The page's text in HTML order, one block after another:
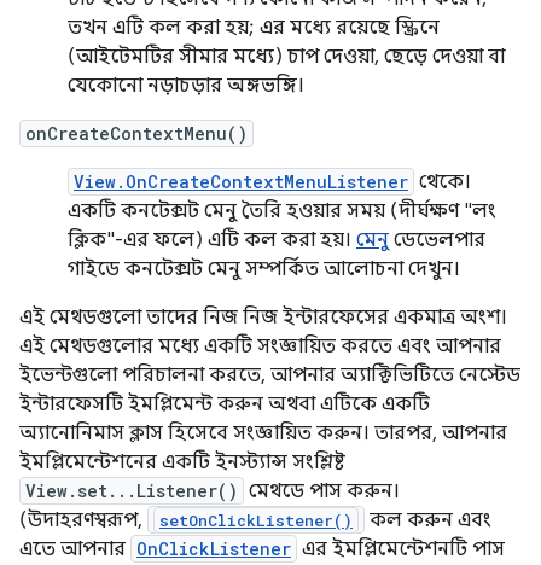
তখন এটি কল করা হয়; এর মধ্যে রয়েছে স্ক্রিনে
(আইটেমটির সীমার মধ্যে) চাপ দেওয়া, ছেড়ে দেওয়া বা
যেকোনো নড়াচড়ার অঙ্গভঙ্গি।
onCreateContextMenu()
View.OnCreateContextMenuListener থেকে।
একটি কনটেক্সট মেনু তৈরি হওয়ার সময় (দীর্ঘক্ষণ "লং
ক্লিক"-এর ফলে) এটি কল করা হয়। মেনু ডেভেলপার
গাইডে কনটেক্সট মেনু সম্পর্কিত আলোচনা দেখুন।
এই মেথডগুলো তাদের নিজ নিজ ইন্টারফেসের একমাত্র অংশ।
এই মেথডগুলোর মধ্যে একটি সংজ্ঞায়িত করতে এবং আপনার
ইভেন্টগুলো পরিচালনা করতে, আপনার অ্যাক্টিভিটিতে নেস্টেড
ইন্টারফেসটি ইমপ্লিমেন্ট করুন অথবা এটিকে একটি
অ্যানোনিমাস ক্লাস হিসেবে সংজ্ঞায়িত করুন। তারপর, আপনার
ইমপ্লিমেন্টেশনের একটি ইনস্ট্যান্স সংশ্লিষ্ট
View.set...Listener() মেথডে পাস করুন।
(উদাহরণস্বরূপ,
setOnClickListener()
কল করুন এবং
এতে আপনার OnClickListener এর ইমপ্লিমেন্টেশনটি পাস